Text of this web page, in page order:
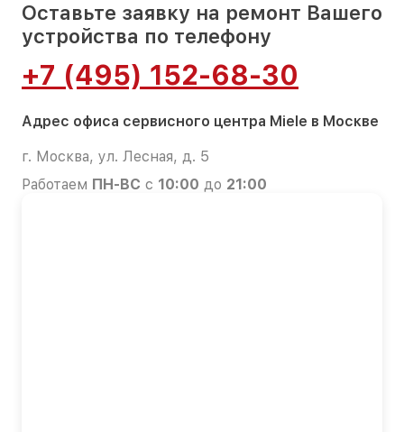
Оставьте заявку на ремонт Вашего
устройства по телефону
+7 (495) 152-68-30
Адрес офиса сервисного центра Miele в Москве
г. Москва, ул. Лесная, д. 5
Работаем ПН-ВС с 10:00 до 21:00